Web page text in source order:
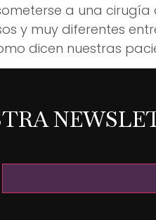
a una
y muy diferentes
dicen nuestras